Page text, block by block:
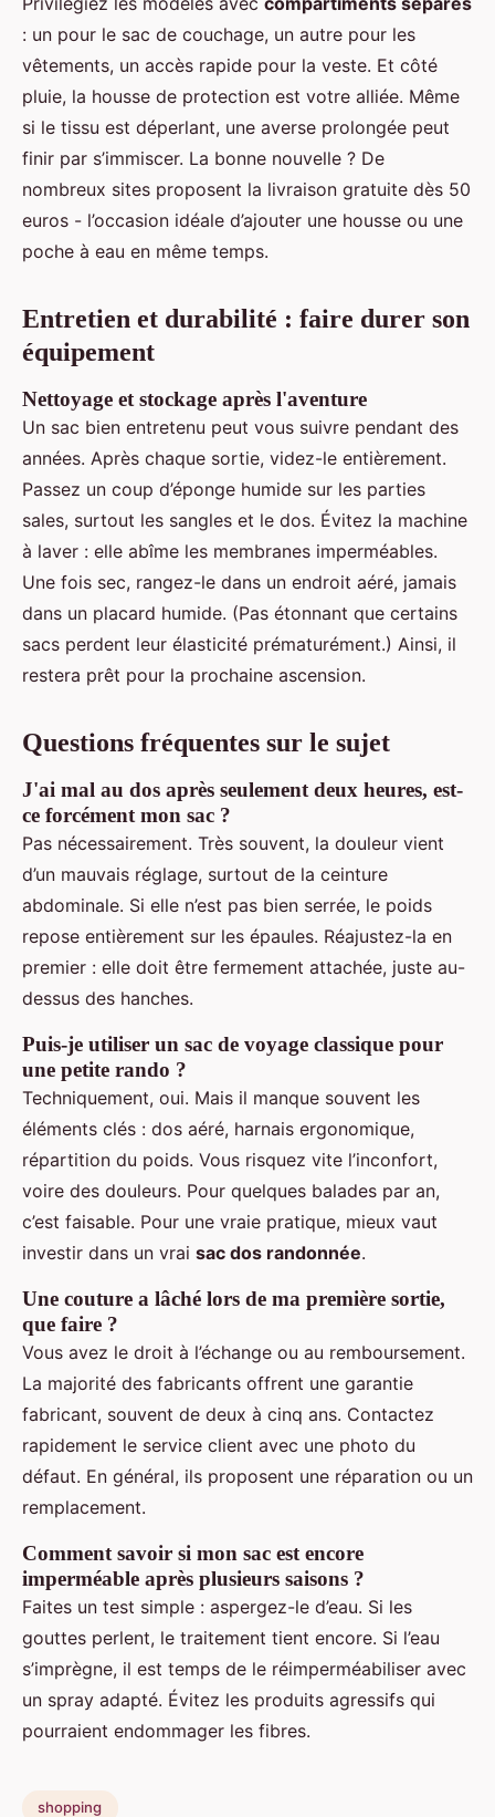
: un pour le sac de couchage, un autre pour les
vêtements, un accès rapide pour la veste. Et côté
pluie, la housse de protection est votre alliée. Même
si le tissu est déperlant, une averse prolongée peut
finir par s’immiscer. La bonne nouvelle ? De
nombreux sites proposent la livraison gratuite dès 50
euros - l’occasion idéale d’ajouter une housse ou une
poche à eau en même temps.
Entretien et durabilité : faire durer son
équipement
Nettoyage et stockage après l'aventure
Un sac bien entretenu peut vous suivre pendant des
années. Après chaque sortie, videz-le entièrement.
Passez un coup d’éponge humide sur les parties
sales, surtout les sangles et le dos. Évitez la machine
à laver : elle abîme les membranes imperméables.
Une fois sec, rangez-le dans un endroit aéré, jamais
dans un placard humide. (Pas étonnant que certains
sacs perdent leur élasticité prématurément.) Ainsi, il
restera prêt pour la prochaine ascension.
Questions fréquentes sur le sujet
J'ai mal au dos après seulement deux heures, est-
ce forcément mon sac ?
Pas nécessairement. Très souvent, la douleur vient
d’un mauvais réglage, surtout de la ceinture
abdominale. Si elle n’est pas bien serrée, le poids
repose entièrement sur les épaules. Réajustez-la en
premier : elle doit être fermement attachée, juste au-
dessus des hanches.
Puis-je utiliser un sac de voyage classique pour
une petite rando ?
Techniquement, oui. Mais il manque souvent les
éléments clés : dos aéré, harnais ergonomique,
répartition du poids. Vous risquez vite l’inconfort,
voire des douleurs. Pour quelques balades par an,
c’est faisable. Pour une vraie pratique, mieux vaut
investir dans un vrai sac dos randonnée.
Une couture a lâché lors de ma première sortie,
que faire ?
Vous avez le droit à l’échange ou au remboursement.
La majorité des fabricants offrent une garantie
fabricant, souvent de deux à cinq ans. Contactez
rapidement le service client avec une photo du
défaut. En général, ils proposent une réparation ou un
remplacement.
Comment savoir si mon sac est encore
imperméable après plusieurs saisons ?
Faites un test simple : aspergez-le d’eau. Si les
gouttes perlent, le traitement tient encore. Si l’eau
s’imprègne, il est temps de le réimperméabiliser avec
un spray adapté. Évitez les produits agressifs qui
pourraient endommager les fibres.
shopping